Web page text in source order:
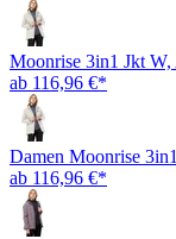
Moonrise 3in1 Jkt
ab 116,96 €*
Damen Moonrise
ab 116,96 €*